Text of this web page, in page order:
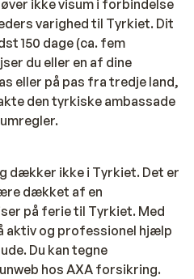
ikke visum i forbindelse
varighed til Tyrkiet. Dit
150 dage (ca. fem
du eller en af dine
eller på pas fra tredje land,
den tyrkiske ambassade
dækker ikke i Tyrkiet. Det er
dækket af en
på ferie til Tyrkiet. Med
aktiv og professionel hjælp
Du kan tegne
hos AXA forsikring.